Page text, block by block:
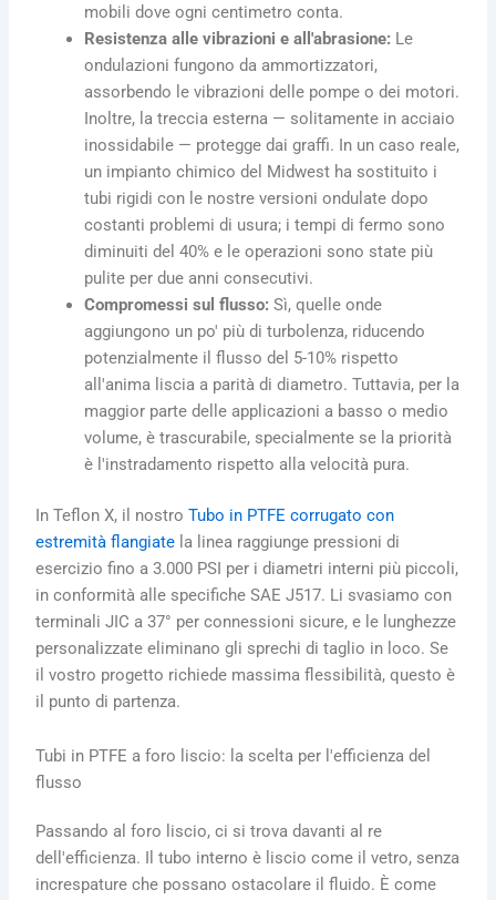
mobili dove ogni centimetro conta.
Resistenza alle vibrazioni e all'abrasione: Le
ondulazioni fungono da ammortizzatori,
assorbendo le vibrazioni delle pompe o dei motori.
Inoltre, la treccia esterna — solitamente in acciaio
inossidabile — protegge dai graffi. In un caso reale,
un impianto chimico del Midwest ha sostituito i
tubi rigidi con le nostre versioni ondulate dopo
costanti problemi di usura; i tempi di fermo sono
diminuiti del 40% e le operazioni sono state più
pulite per due anni consecutivi.
Compromessi sul flusso: Sì, quelle onde
aggiungono un po' più di turbolenza, riducendo
potenzialmente il flusso del 5-10% rispetto
all'anima liscia a parità di diametro. Tuttavia, per la
maggior parte delle applicazioni a basso o medio
volume, è trascurabile, specialmente se la priorità
è l'instradamento rispetto alla velocità pura.
In Teflon X, il nostroTubo in PTFE corrugato con
estremità flangiate la linea raggiunge pressioni di
esercizio fino a 3.000 PSI per i diametri interni più piccoli,
in conformità alle specifiche SAE J517. Li svasiamo con
terminali JIC a 37° per connessioni sicure, e le lunghezze
personalizzate eliminano gli sprechi di taglio in loco. Se
il vostro progetto richiede massima flessibilità, questo è
il punto di partenza.
Tubi in PTFE a foro liscio: la scelta per l'efficienza del
flusso
Passando al foro liscio, ci si trova davanti al re
dell'efficienza. Il tubo interno è liscio come il vetro, senza
increspature che possano ostacolare il fluido. È come